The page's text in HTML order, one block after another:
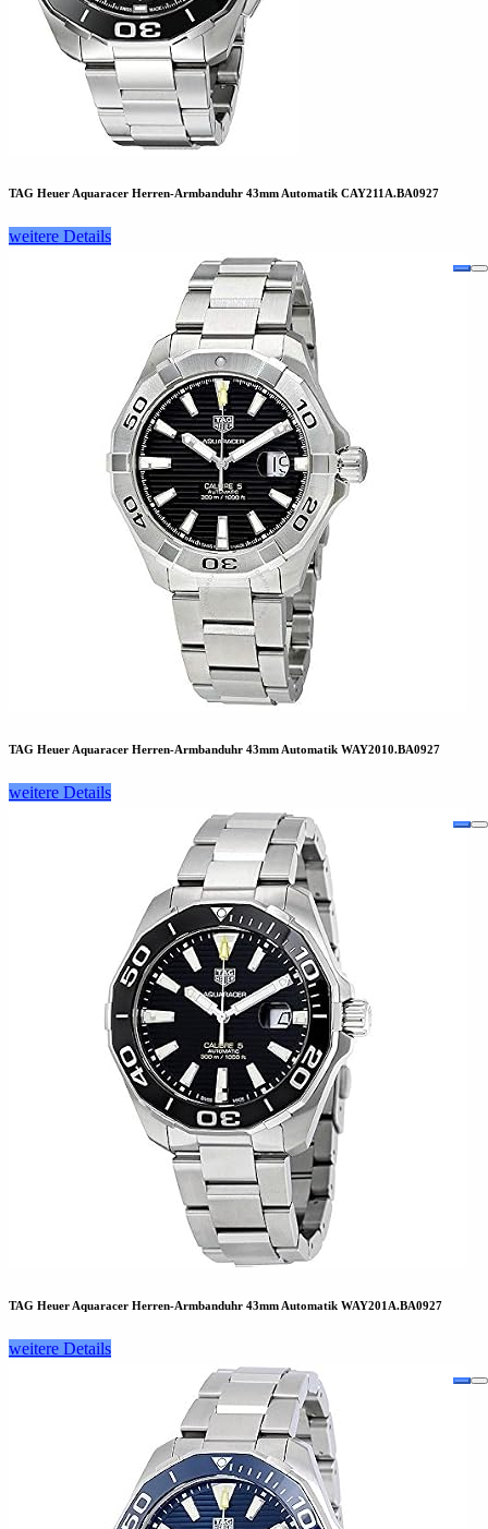
TAG Heuer Aquaracer Herren-Armbanduhr 43mm Automatik CAY211A.BA0927
weitere Details
TAG Heuer Aquaracer Herren-Armbanduhr 43mm Automatik WAY2010.BA0927
weitere Details
TAG Heuer Aquaracer Herren-Armbanduhr 43mm Automatik WAY201A.BA0927
weitere Details